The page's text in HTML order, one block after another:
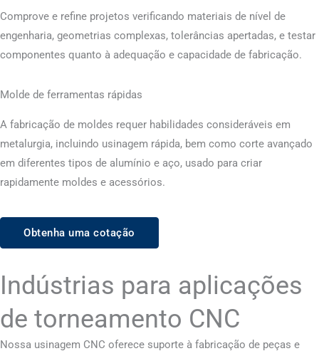
Comprove e refine projetos verificando materiais de nível de
engenharia, geometrias complexas, tolerâncias apertadas, e testar
componentes quanto à adequação e capacidade de fabricação.
Molde de ferramentas rápidas
A fabricação de moldes requer habilidades consideráveis ​​em
metalurgia, incluindo usinagem rápida, bem como corte avançado
em diferentes tipos de alumínio e aço, usado para criar
rapidamente moldes e acessórios.
Obtenha uma cotação
Indústrias para aplicações
de torneamento CNC
Nossa usinagem CNC oferece suporte à fabricação de peças e